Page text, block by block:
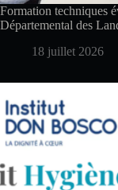
Formation techniques
Départemental des
18 juillet 2026